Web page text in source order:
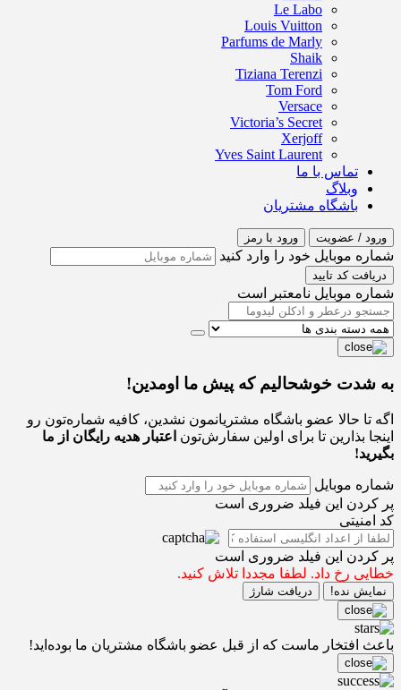
Le Labo
Louis Vuitton
Parfums de Marly
Shaik
Tiziana Terenzi
Tom Ford
Versace
Victoria’s Secret
Xerjoff
Yves Saint Laurent
تماس با ما
وبلاگ
باشگاه مشتریان
ورود / عضویت ورود با رمز
شماره موبایل خود را وارد کنید
دریافت کد تایید
شماره موبایل نامعتبر است
به شدت خوشحالیم که پیش ما اومدین!
اگه تا حالا عضو باشگاه مشتریانمون نشدین، کافیه شماره‌تون رو
اینجا بذارین تا برای اولین سفارش‌تون اعتبار هدیه رایگان از ما
بگیرید!
شماره موبایل
پر کردن این فیلد ضروری است
کد امنیتی
پر کردن این فیلد ضروری است
خطایی رخ داد. لطفا مجددا تلاش کنید.
نمایش نده! دریافت شارژ
باعث افتخار ماست که از قبل عضو باشگاه مشتریان ما بوده‌اید!